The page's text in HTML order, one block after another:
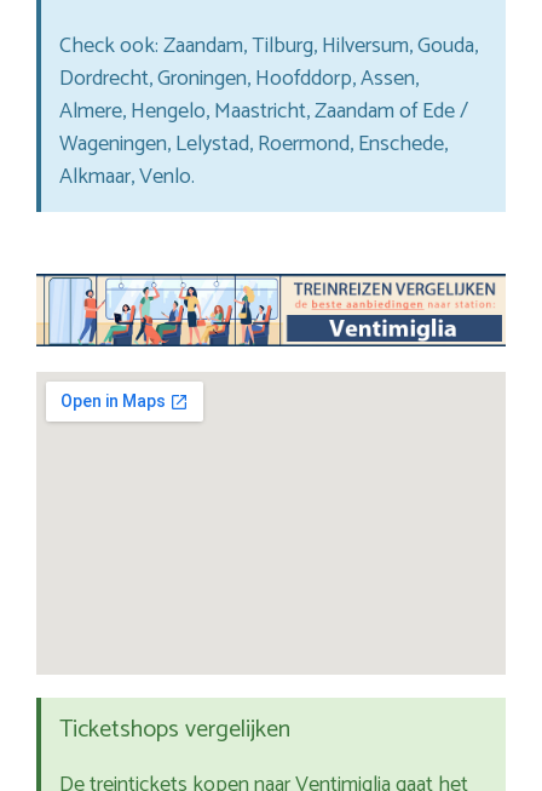
Check ook: Zaandam, Tilburg, Hilversum, Gouda,
Dordrecht, Groningen, Hoofddorp, Assen,
Almere, Hengelo, Maastricht, Zaandam of Ede /
Wageningen, Lelystad, Roermond, Enschede,
Alkmaar, Venlo.
Ticketshops vergelijken